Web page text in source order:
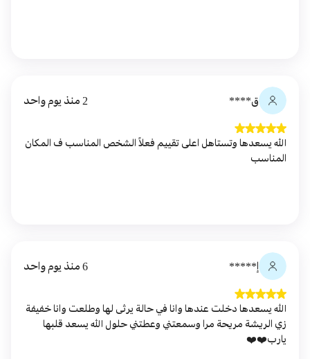
ق**** 2 منذ يوم واحد
الله يسعدها وتستاهل اعلى تقييم فعلاً الشخص المناسب ف المكان
المناسب
إ***** 6 منذ يوم واحد
الله يسعدها دخلت عندها وانا في حالة يرثى لها وطلعت وانا خفيفة
زي الريشة مريحة مرا وسمعتني وعطتني حلول الله يسعد قلبها
يارب❤️❤️